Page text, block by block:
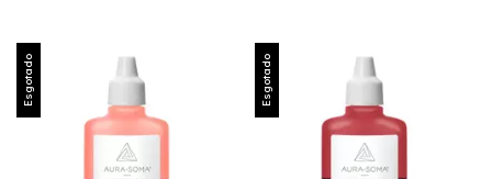
Esgotado Esgotado